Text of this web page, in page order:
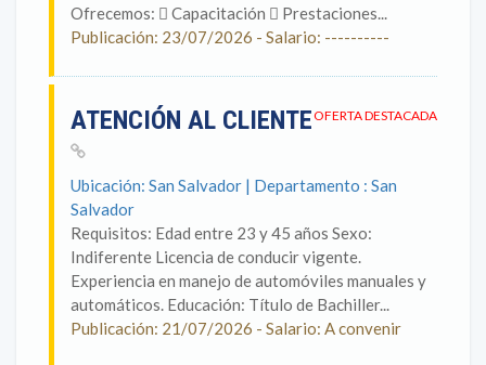
Ofrecemos:  Capacitación  Prestaciones...
Publicación: 23/07/2026 - Salario: ----------
OFERTA DESTACADA
ATENCIÓN AL CLIENTE
Ubicación: San Salvador | Departamento : San
Salvador
Requisitos: Edad entre 23 y 45 años Sexo:
Indiferente Licencia de conducir vigente.
Experiencia en manejo de automóviles manuales y
automáticos. Educación: Título de Bachiller...
Publicación: 21/07/2026 - Salario: A convenir